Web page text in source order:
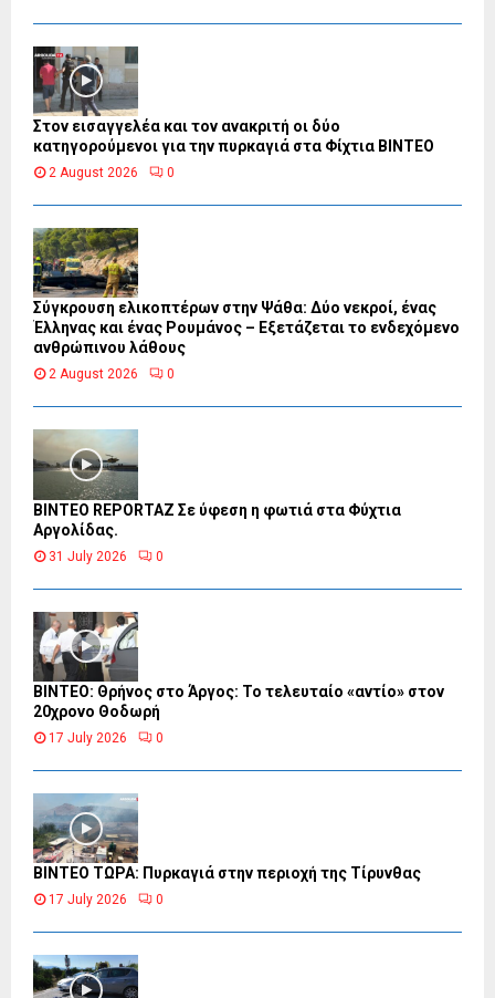
Στον εισαγγελέα και τον ανακριτή οι δύο
κατηγορούμενοι για την πυρκαγιά στα Φίχτια ΒΙΝΤΕΟ
2 August 2026 0
Σύγκρουση ελικοπτέρων στην Ψάθα: Δύο νεκροί, ένας
Έλληνας και ένας Ρουμάνος – Εξετάζεται το ενδεχόμενο
ανθρώπινου λάθους
2 August 2026 0
BINTEO REPORTAZ Σε ύφεση η φωτιά στα Φύχτια
Αργολίδας.
31 July 2026 0
ΒΙΝΤΕΟ: Θρήνος στο Άργος: Το τελευταίο «αντίο» στον
20χρονο Θοδωρή
17 July 2026 0
ΒΙΝΤΕΟ ΤΩΡΑ: Πυρκαγιά στην περιοχή της Τίρυνθας
17 July 2026 0